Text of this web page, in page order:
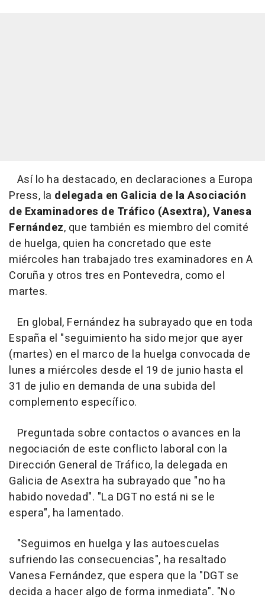
Así lo ha destacado, en declaraciones a Europa
Press, la delegada en Galicia de la Asociación
de Examinadores de Tráfico (Asextra), Vanesa
Fernández, que también es miembro del comité
de huelga, quien ha concretado que este
miércoles han trabajado tres examinadores en A
Coruña y otros tres en Pontevedra, como el
martes.
En global, Fernández ha subrayado que en toda
España el "seguimiento ha sido mejor que ayer
(martes) en el marco de la huelga convocada de
lunes a miércoles desde el 19 de junio hasta el
31 de julio en demanda de una subida del
complemento específico.
Preguntada sobre contactos o avances en la
negociación de este conflicto laboral con la
Dirección General de Tráfico, la delegada en
Galicia de Asextra ha subrayado que "no ha
habido novedad". "La DGT no está ni se le
espera", ha lamentado.
"Seguimos en huelga y las autoescuelas
sufriendo las consecuencias", ha resaltado
Vanesa Fernández, que espera que la "DGT se
decida a hacer algo de forma inmediata". "No